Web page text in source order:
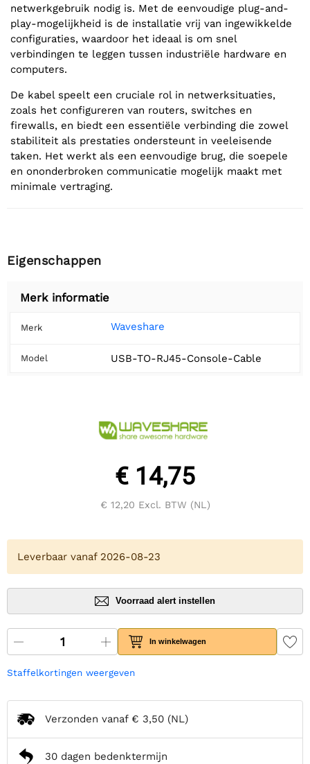
netwerkgebruik nodig is. Met de eenvoudige plug-and-
play-mogelijkheid is de installatie vrij van ingewikkelde
configuraties, waardoor het ideaal is om snel
verbindingen te leggen tussen industriële hardware en
computers.
De kabel speelt een cruciale rol in netwerksituaties,
zoals het configureren van routers, switches en
firewalls, en biedt een essentiële verbinding die zowel
stabiliteit als prestaties ondersteunt in veeleisende
taken. Het werkt als een eenvoudige brug, die soepele
en ononderbroken communicatie mogelijk maakt met
minimale vertraging.
Eigenschappen
Merk informatie
Merk Waveshare
Model USB-TO-RJ45-Console-Cable
€ 14,75
€ 12,20 Excl. BTW (NL)
Leverbaar vanaf 2026-08-23
Voorraad alert instellen
In winkelwagen
Staffelkortingen weergeven
Verzonden vanaf € 3,50 (NL)
30 dagen bedenktermijn